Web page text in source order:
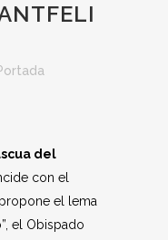
del
con el
el lema
el Obispado